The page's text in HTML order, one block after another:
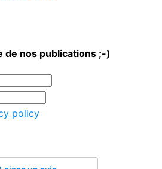
de nos publications ;-)
policy